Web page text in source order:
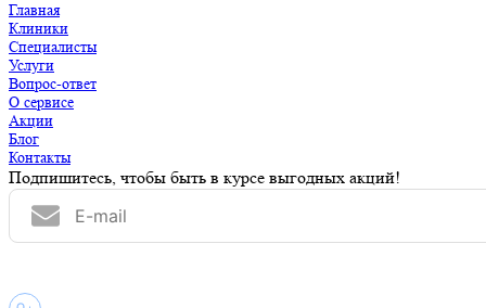
Главная
Клиники
Специалисты
Услуги
Вопрос-ответ
О сервисе
Акции
Блог
Контакты
Подпишитесь, чтобы быть в курсе выгодных акций!